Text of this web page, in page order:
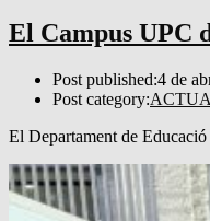
El Campus UPC
Post published:4 de
Post category:
El Departament de